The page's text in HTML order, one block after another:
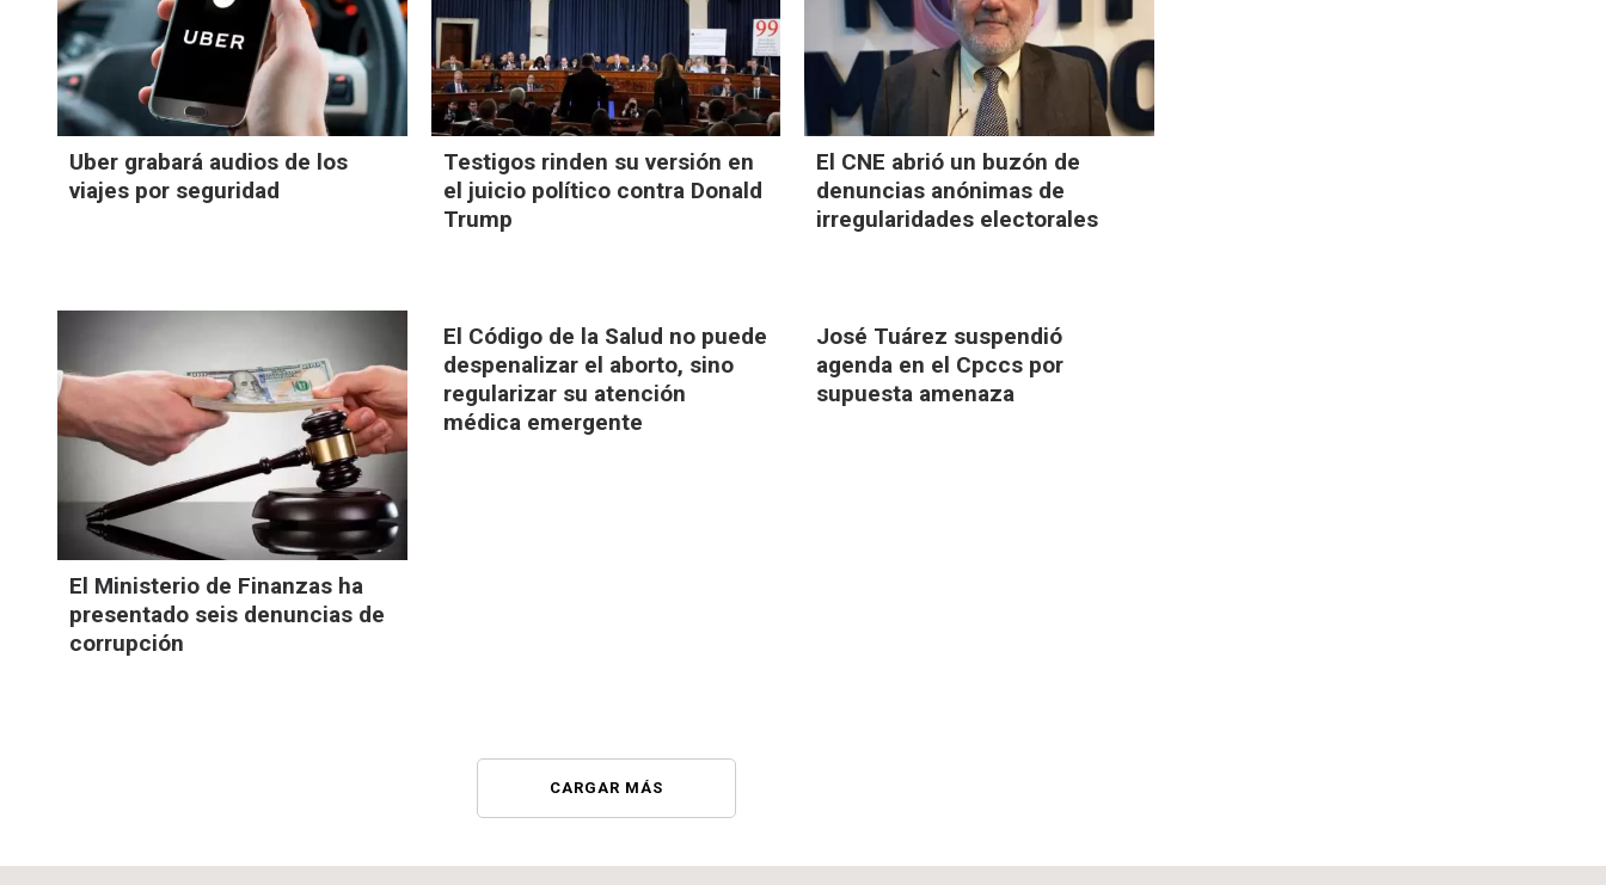
Uber grabará audios de los
viajes por seguridad
Testigos rinden su versión en
el juicio político contra Donald
Trump
El CNE abrió un buzón de
denuncias anónimas de
irregularidades electorales
El Ministerio de Finanzas ha
presentado seis denuncias de
corrupción
El Código de la Salud no puede
despenalizar el aborto, sino
regularizar su atención
médica emergente
José Tuárez suspendió
agenda en el Cpccs por
supuesta amenaza
CARGAR MÁS